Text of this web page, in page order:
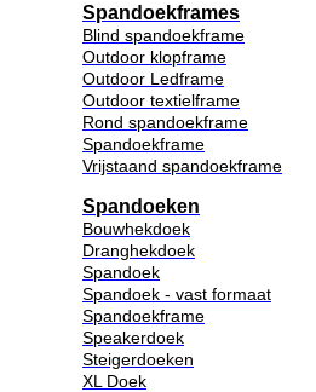
Spandoekframes
Blind spandoekframe
Outdoor klopframe
Outdoor Ledframe
Outdoor textielframe
Rond spandoekframe
Spandoekframe
Vrijstaand spandoekframe
Spandoeken
Bouwhekdoek
Dranghekdoek
Spandoek
Spandoek - vast formaat
Spandoekframe
Speakerdoek
Steigerdoeken
XL Doek